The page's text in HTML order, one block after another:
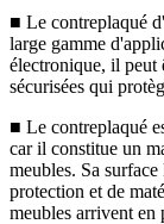
■ Le contreplaqué
large gamme
électronique, il peut
sécurisées qui
■ Le contreplaqué
car il constitue un
meubles. Sa
protection et de
meubles arrivent en